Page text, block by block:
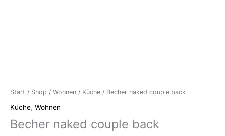
Start / Shop / Wohnen / Küche / Becher naked couple back
Küche, Wohnen
Becher naked couple back